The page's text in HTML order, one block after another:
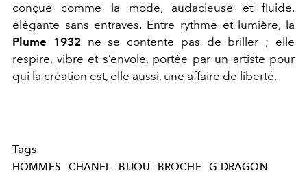
conçue comme la mode, audacieuse et fluide,
élégante sans entraves. Entre rythme et lumière, la
Plume 1932ne se contente pas de briller ; elle
respire, vibre et s’envole, portée par un artiste pour
qui la création est, elle aussi, une affaire de liberté.
Tags
HOMMES CHANEL BIJOU BROCHE G-DRAGON